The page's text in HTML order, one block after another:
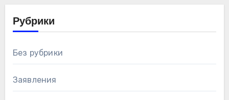
Рубрики
Без рубрики
Заявления